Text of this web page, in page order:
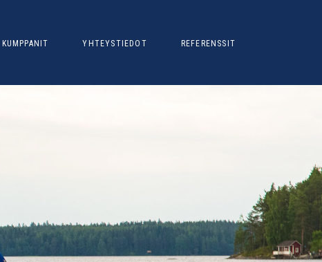
KUMPPANIT YHTEYSTIEDOT REFERENSSIT